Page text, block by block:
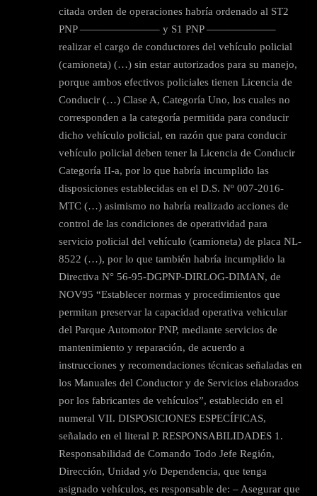
citada orden de operaciones habría ordenado al ST2
PNP ———————– y S1 PNP ——————–
realizar el cargo de conductores del vehículo policial
(camioneta) (…) sin estar autorizados para su manejo,
porque ambos efectivos policiales tienen Licencia de
Conducir (…) Clase A, Categoría Uno, los cuales no
corresponden a la categoría permitida para conducir
dicho vehículo policial, en razón que para conducir
vehículo policial deben tener la Licencia de Conducir
Categoría II-a, por lo que habría incumplido las
disposiciones establecidas en el D.S. Nº 007-2016-
MTC (…) asimismo no habría realizado acciones de
control de las condiciones de operatividad para
servicio policial del vehículo (camioneta) de placa NL-
8522 (…), por lo que también habría incumplido la
Directiva N° 56-95-DGPNP-DIRLOG-DIMAN, de
NOV95 “Establecer normas y procedimientos que
permitan preservar la capacidad operativa vehicular
del Parque Automotor PNP, mediante servicios de
mantenimiento y reparación, de acuerdo a
instrucciones y recomendaciones técnicas señaladas en
los Manuales del Conductor y de Servicios elaborados
por los fabricantes de vehículos”, establecido en el
numeral VII. DISPOSICIONES ESPECÍFICAS,
señalado en el literal P. RESPONSABILIDADES 1.
Responsabilidad de Comando Todo Jefe Región,
Dirección, Unidad y/o Dependencia, que tenga
asignado vehículos, es responsable de: – Asegurar que